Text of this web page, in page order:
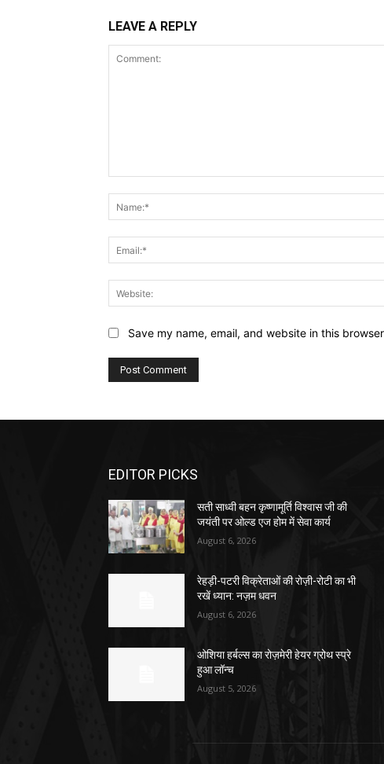
LEAVE A REPLY
Save my name, email, and website in this
EDITOR PICKS
सती साध्वी बहन कृष्णामूर्ति विश्वास जी की
जयंती पर ओल्ड एज होम में सेवा कार्य
August 6, 2026
रेहड़ी-पटरी विक्रेताओं की रोज़ी-रोटी का भी
रखें ध्यान: नज़म धवन
August 6, 2026
ओशिया हर्बल्स का रोज़मेरी हेयर ग्रोथ स्प्रे
हुआ लॉन्च
August 5, 2026